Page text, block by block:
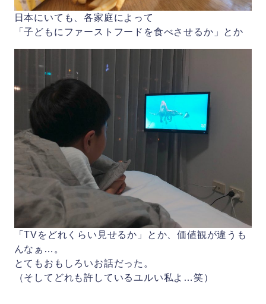
日本にいても、各家庭によって
「子どもにファーストフードを食べさせるか」とか
「TVをどれくらい見せるか」とか、価値観が違うも
んなぁ…。
とてもおもしろいお話だった。
（そしてどれも許しているユルい私よ…笑）